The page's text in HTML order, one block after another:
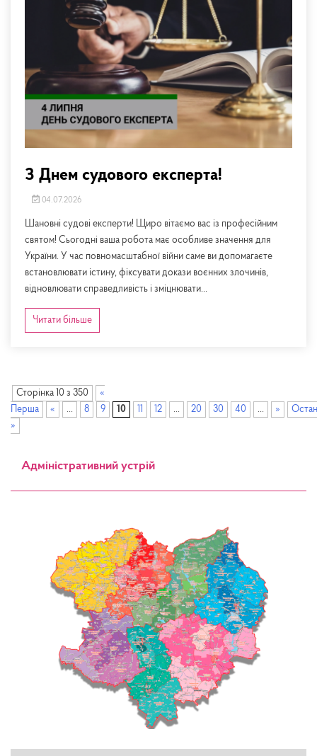
З Днем судового експерта!
04.07.2026
Шановні судові експерти! Щиро вітаємо вас із професійним
святом! Сьогодні ваша робота має особливе значення для
України. У час повномасштабної війни саме ви допомагаєте
встановлювати істину, фіксувати докази воєнних злочинів,
відновлювати справедливість і зміцнювати...
Читати більше
Сторінка 10 з 350
«
Перша
« ... 8 9 10 12 ... 20 30 40 ... »
»
Адміністративний устрій